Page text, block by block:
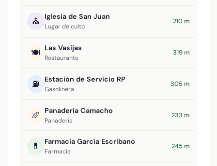
⛪ Iglesia de San Juan
Lugar de culto
210 m
🍽️ Las Vasijas
Restaurante
319 m
⛽ Estación de Servicio RP
Gasolinera
305 m
🥖 Panadería Camacho
Panadería
233 m
💊 Farmacia García Escribano
Farmacia
245 m